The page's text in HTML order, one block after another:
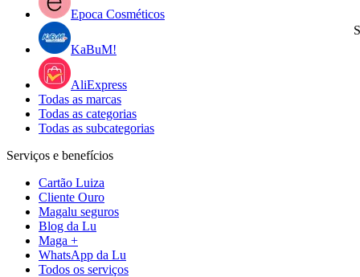
Epoca Cosméticos
KaBuM!
AliExpress
Todas as marcas
Todas as categorias
Todas as subcategorias
Serviços e benefícios
Cartão Luiza
Cliente Ouro
Magalu seguros
Blog da Lu
Maga +
WhatsApp da Lu
Todos os serviços